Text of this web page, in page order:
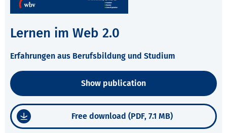
Lernen im Web 2.0
Erfahrungen aus Berufsbildung und Studium
Show publication
Free download (PDF, 7.1 MB)